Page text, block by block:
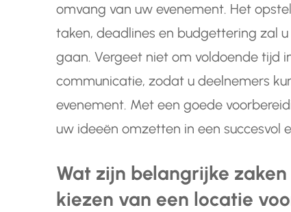
omvang van uw evenement. Het
taken, deadlines en budgettering zal
gaan. Vergeet niet om voldoende tijd
communicatie, zodat u deelnemers
evenement. Met een goede
uw ideeën omzetten in een succesvol
Wat zijn belangrijke
kiezen van een locatie